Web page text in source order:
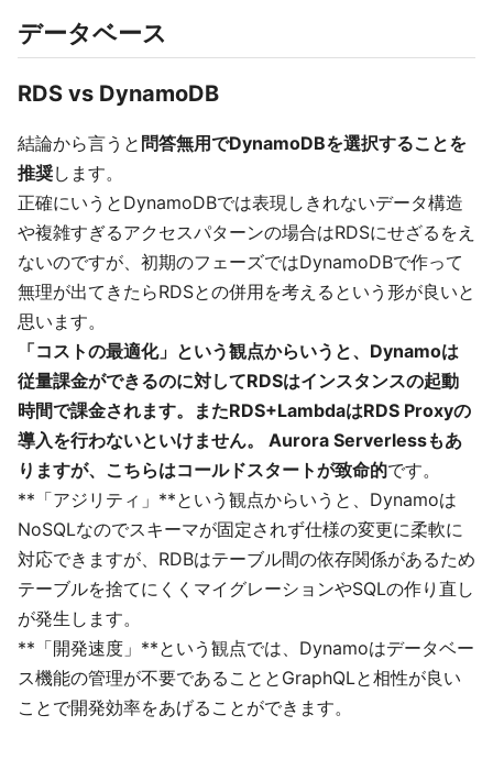
データベース
RDS vs DynamoDB
結論から言うと 問答無用でDynamoDBを選択することを
推奨します。
正確にいうとDynamoDBでは表現しきれないデータ構造
や複雑すぎるアクセスパターンの場合はRDSにせざるをえ
ないのですが、初期のフェーズではDynamoDBで作って
無理が出てきたらRDSとの併用を考えるという形が良いと
思います。
「コストの最適化」という観点からいうと、Dynamoは
従量課金ができるのに対してRDSはインスタンスの起動
時間で課金されます。またRDS+LambdaはRDS Proxyの
導入を行わないといけません。 Aurora Serverlessもあ
りますが、こちらはコールドスタートが致命的です。
**「アジリティ」**という観点からいうと、Dynamoは
NoSQLなのでスキーマが固定されず仕様の変更に柔軟に
対応できますが、RDBはテーブル間の依存関係があるため
テーブルを捨てにくくマイグレーションやSQLの作り直し
が発生します。
**「開発速度」**という観点では、Dynamoはデータベー
ス機能の管理が不要であることとGraphQLと相性が良い
ことで開発効率をあげることができます。